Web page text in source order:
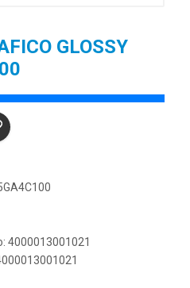
GLOSSY
4000013001021